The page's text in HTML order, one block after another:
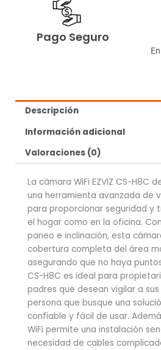
Pago Seguro
Descripción
Información adicional
Valoraciones (0)
La cámara WiFi EZVIZ CS-H8C
una herramienta avanzada de
para proporcionar seguridad y
el hogar como en la oficina.
paneo e inclinación, esta
cobertura completa del área
asegurando que no haya
CS-H8C es ideal para
padres que desean vigilar a
persona que busque una
confiable y fácil de usar.
WiFi permite una instalación
necesidad de cables